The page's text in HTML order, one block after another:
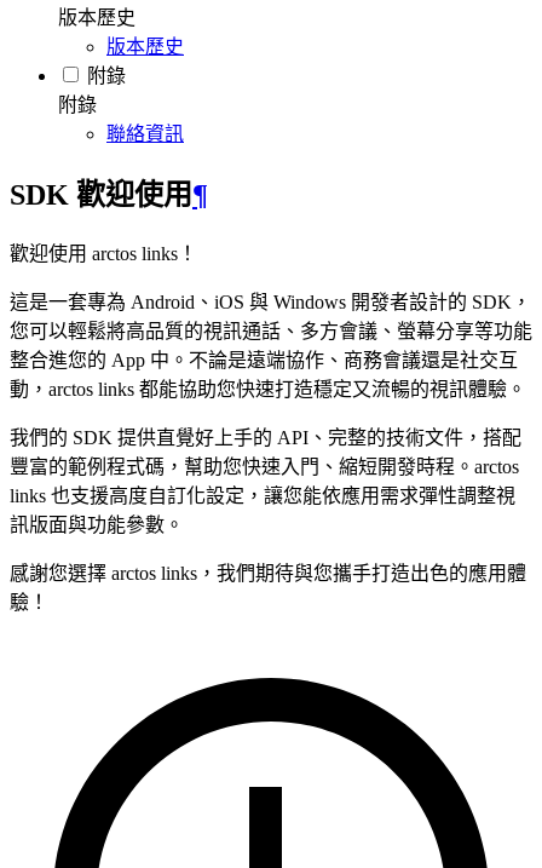
版本歷史
版本歷史
附錄
附錄
聯絡資訊
SDK 歡迎使用¶
歡迎使用 arctos links！
這是一套專為 Android、iOS 與 Windows 開發者設計的 SDK，
您可以輕鬆將高品質的視訊通話、多方會議、螢幕分享等功能
整合進您的 App 中。不論是遠端協作、商務會議還是社交互
動，arctos links 都能協助您快速打造穩定又流暢的視訊體驗。
我們的 SDK 提供直覺好上手的 API、完整的技術文件，搭配
豐富的範例程式碼，幫助您快速入門、縮短開發時程。arctos
links 也支援高度自訂化設定，讓您能依應用需求彈性調整視
訊版面與功能參數。
感謝您選擇 arctos links，我們期待與您攜手打造出色的應用體
驗！